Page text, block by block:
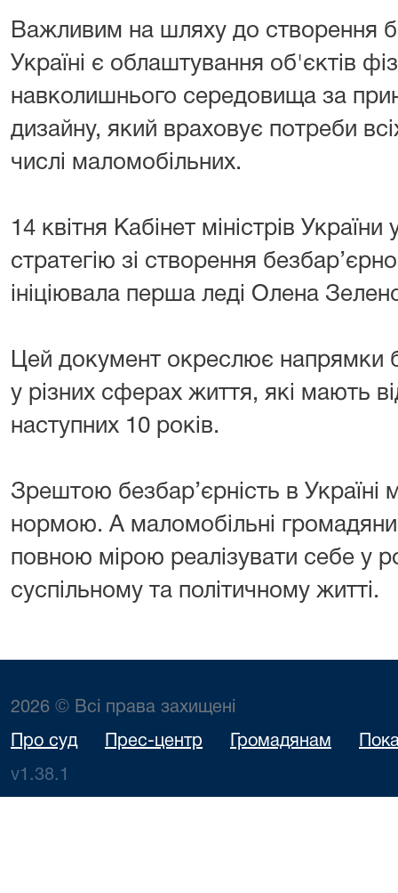
Важливим на шляху до створення
Україні є облаштування об'єктів
навколишнього середовища за
дизайну, який враховує потреби
числі маломобільних.
14 квітня Кабінет міністрів
стратегію зі створення
ініціювала перша леді Олена
Цей документ окреслює напрямки
у різних сферах життя, які мають
наступних 10 років.
Зрештою безбар’єрність в Україні
нормою. А маломобільні
повною мірою реалізувати себе у
суспільному та політичному житті.
2026 © Всі права захищені
Про суд Прес-центр Громадянам
v1.38.1